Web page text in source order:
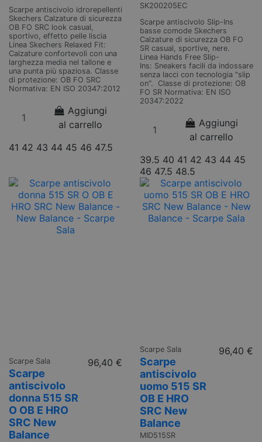
Scarpe antiscivolo idrorepellenti
Skechers Calzature di sicurezza
OB FO SRC look casual,
sportivo, effetto pelle liscia
Linea Skechers Relaxed Fit:
Calzature confortevoli con una
larghezza media nel tallone e
una punta più spaziosa. Classe
di protezione: OB FO SRC
Normativa: EN ISO 20347:2012
Aggiungi
al carrello
41 42 43 44 45 46 47.5
SK200205EC
Scarpe antiscivolo Slip-Ins
basse comode Skechers
Calzature di sicurezza OB FO
SR casual, sportive, nere.
Linea Hands Free Slip-
Ins: Sneakers facili da indossare
senza lacci con tecnologia "slip
on". Classe di protezione: OB
FO SR Normativa: EN ISO
20347:2022
Aggiungi
al carrello
39.5 40 41 42 43 44 45
46 47.5 48.5
Scarpe Sala
Scarpe
antiscivolo
donna 515 SR
O OB E HRO
SRC New
Balance
96,40 €
Scarpe Sala
Scarpe
antiscivolo
uomo 515 SR
OB E HRO
SRC New
Balance
MID515SR
96,40 €